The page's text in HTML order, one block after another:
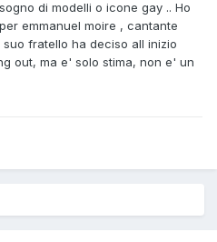
di modelli o icone gay .. Ho
emmanuel moire , cantante
fratello ha deciso all inizio
out, ma e' solo stima, non e' un